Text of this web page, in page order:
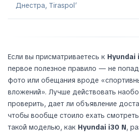
Днестра, Tiraspol’
Если вы присматриваетесь к Hyundai
первое полезное правило — не
фото или обещания вроде
вложений». Лучше действовать
проверить, дает ли объявление
чтобы вообще стоило ехать
такой моделью, как Hyundai i30 N,